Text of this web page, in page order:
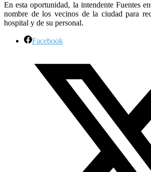
En esta oportunidad, la intendente Fuentes
nombre de los vecinos de la ciudad para
hospital y de su personal.
Facebook